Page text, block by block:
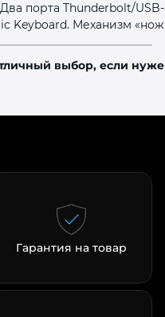
порта Thunderbolt/
Keyboard. Механизм
выбор, если
Гарантия на товар